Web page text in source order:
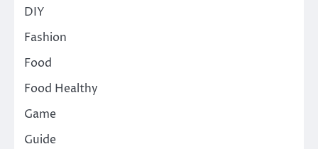
DIY
Fashion
Food
Food Healthy
Game
Guide